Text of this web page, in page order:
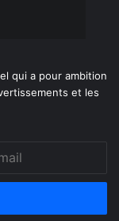
qui a pour ambition
et les